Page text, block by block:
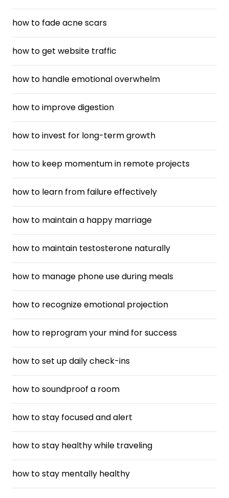
how to fade acne scars
how to get website traffic
how to handle emotional overwhelm
how to improve digestion
how to invest for long-term growth
how to keep momentum in remote projects
how to learn from failure effectively
how to maintain a happy marriage
how to maintain testosterone naturally
how to manage phone use during meals
how to recognize emotional projection
how to reprogram your mind for success
how to set up daily check-ins
how to soundproof a room
how to stay focused and alert
how to stay healthy while traveling
how to stay mentally healthy